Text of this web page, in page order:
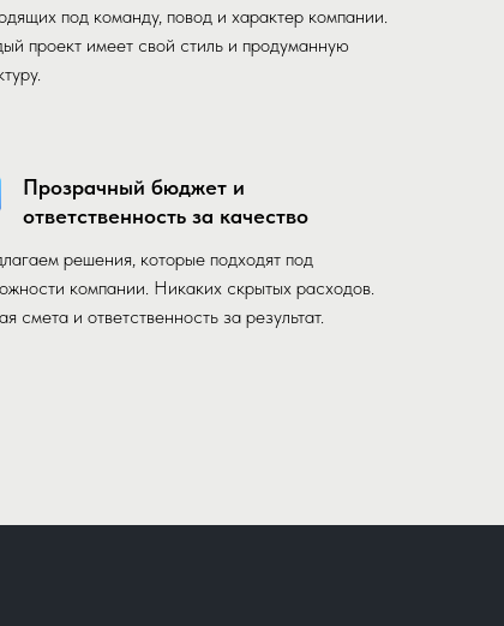
под команду, повод и характер компании.
проект имеет свой стиль и продуманную
Прозрачный бюджет и
ответственность за качество
решения, которые подходят под
компании. Никаких скрытых расходов.
смета и ответственность за результат.